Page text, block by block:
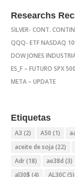
Researchs
SILVER- CONT.
QQQ- ETF NASDAQ
DOW JONES
ES_F – FUTURO SPX
META – UPDATE
Etiquetas
A3 (2) A50 (1)
aceite de soja (22)
Adr(18) ae38d (3)
al30$ (4) AL30C(5)